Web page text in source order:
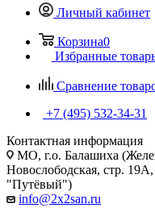
Личный кабинет
Корзина0
Избранные
Сравнение
+7 (495) 532‑34‑31
Контактная информация
МО, г.о. Балашиха
Новослободская, стр.
"Путёвый")
info@2x2san.ru